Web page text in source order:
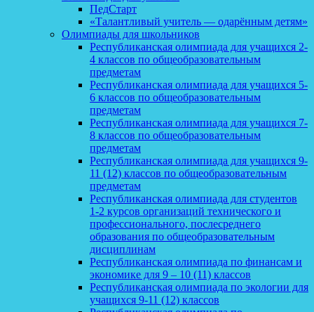
ПедСтарт
«Талантливый учитель — одарённым детям»
Олимпиады для школьников
Республиканская олимпиада для учащихся 2-
4 классов по общеобразовательным
предметам
Республиканская олимпиада для учащихся 5-
6 классов по общеобразовательным
предметам
Республиканская олимпиада для учащихся 7-
8 классов по общеобразовательным
предметам
Республиканская олимпиада для учащихся 9-
11 (12) классов по общеобразовательным
предметам
Республиканская олимпиада для студентов
1-2 курсов организаций технического и
профессионального, послесреднего
образования по общеобразовательным
дисциплинам
Республиканская олимпиада по финансам и
экономике для 9 – 10 (11) классов
Республиканская олимпиада по экологии для
учащихся 9-11 (12) классов